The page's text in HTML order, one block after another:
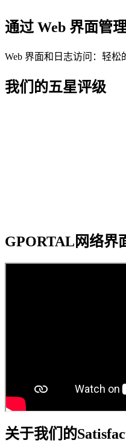
通过 Web 界面管
Web 界面和日志访问：轻松
我们的五星评级
GPORTAL网络界
关于我们的